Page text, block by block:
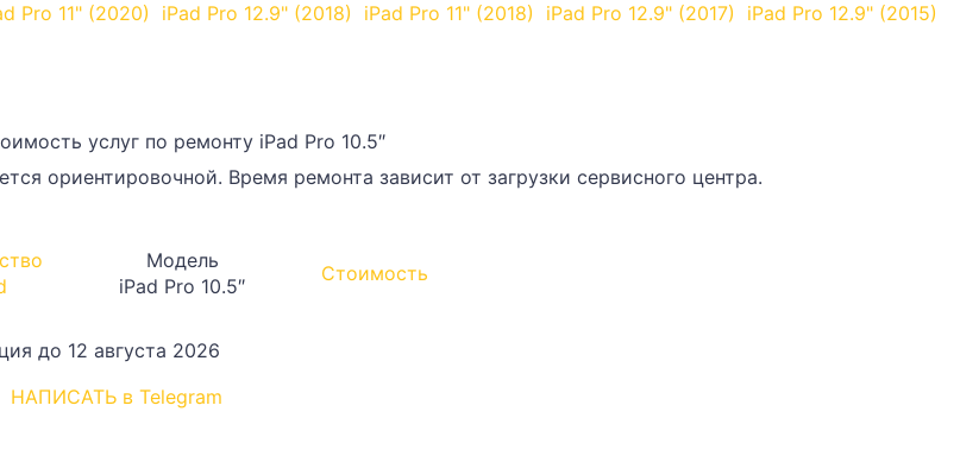
Pro 11" (2020) iPad Pro 12.9" (2018) iPad Pro 11" (2018) iPad Pro 12.9" (2017)
iPad Pro 12.9" (2015)
услуг по ремонту iPad Pro 10.5″
ориентировочной. Время ремонта зависит от загрузки сервисного центра.
Модель
iPad Pro 10.5″
Стоимость
до 12 августа 2026
НАПИСАТЬ в Telegram